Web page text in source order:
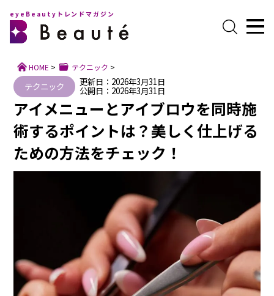
eyeBeautyトレンドマガジン
HOME > テクニック >
テクニック 更新日：2026年3月31日
公開日：2026年3月31日
アイメニューとアイブロウを同時施
術するポイントは？美しく仕上げる
ための方法をチェック！